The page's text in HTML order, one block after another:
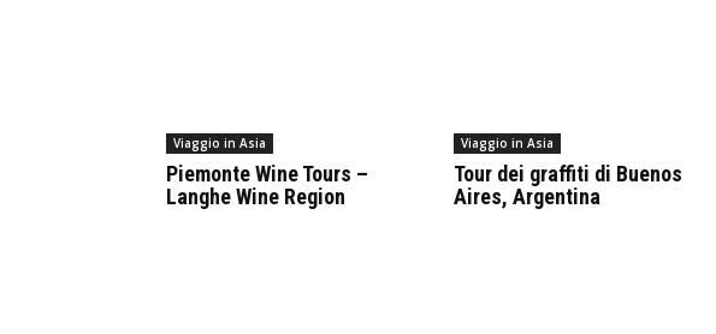
Viaggio in Asia
Piemonte Wine Tours –
Langhe Wine Region
Viaggio in Asia
Tour dei graffiti di Buenos
Aires, Argentina